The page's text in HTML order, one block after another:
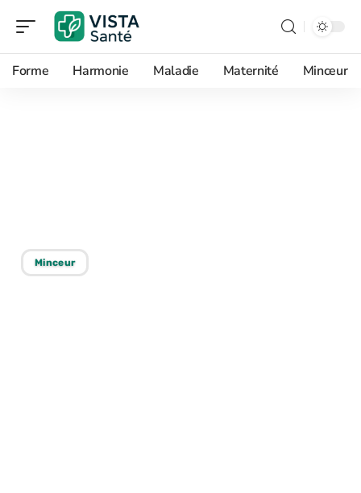
Forme Harmonie Maladie Maternité Minceur
Minceur